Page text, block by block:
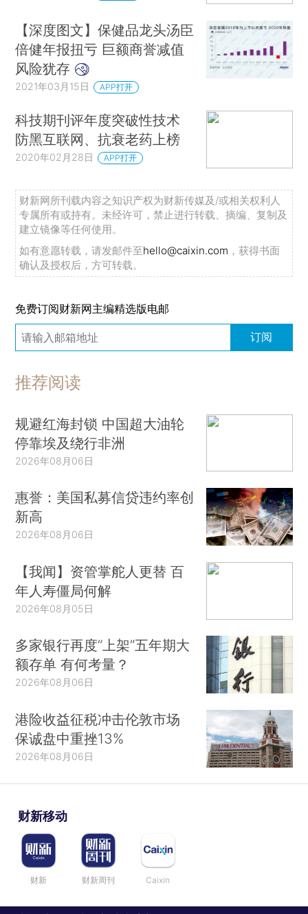
【深度图文】保健品龙头汤臣
倍健年报扭亏 巨额商誉减值
风险犹存
2021年03月15日 APP打开
科技期刊评年度突破性技术
防黑互联网、抗衰老药上榜
2020年02月28日 APP打开
财新网所刊载内容之知识产权为财新传媒及/或相关权利人
专属所有或持有。未经许可，禁止进行转载、摘编、复制及
建立镜像等任何使用。
如有意愿转载，请发邮件至hello@caixin.com ，获得书面
确认及授权后，方可转载。
免费订阅财新网主编精选版电邮
订阅
推荐阅读
规避红海封锁 中国超大油轮
停靠埃及绕行非洲
2026年08月06日
惠誉：美国私募信贷违约率创
新高
2026年08月06日
【我闻】资管掌舵人更替 百
年人寿僵局何解
2026年08月05日
多家银行再度“上架”五年期大
额存单 有何考量？
2026年08月06日
港险收益征税冲击伦敦市场
保诚盘中重挫13%
2026年08月06日
财新移动
财新 财新周刊 Caixin